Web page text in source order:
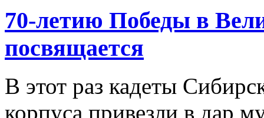
70-летию Победы в
посвящается
В этот раз кадеты
корпуса привезли в дар